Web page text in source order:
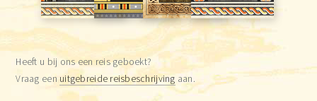
Heeft u bij ons een reis geboekt?
Vraag een uitgebreide reisbeschrijving aan.